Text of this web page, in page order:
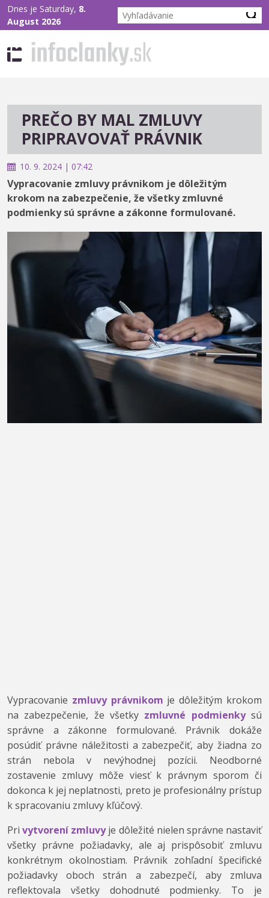
Dnes je Saturday, 8.
August 2026
PREČO BY MAL ZMLUVY
PRIPRAVOVAŤ PRÁVNIK
10. 9. 2024 | 07:42
Vypracovanie zmluvy právnikom je dôležitým
krokom na zabezpečenie, že všetky zmluvné
podmienky sú správne a zákonne formulované.
Vypracovanie zmluvy právnikom je dôležitým krokom
na zabezpečenie, že všetky zmluvné podmienkysú
správne a zákonne formulované. Právnik dokáže
posúdiť právne náležitosti a zabezpečiť, aby žiadna zo
strán nebola v nevýhodnej pozícii. Neodborné
zostavenie zmluvy môže viesť k právnym sporom či
dokonca k jej neplatnosti, preto je profesionálny prístup
k spracovaniu zmluvy kľúčový.
Privytvorení zmluvyje dôležité nielen správne nastaviť
všetky právne požiadavky, ale aj prispôsobiť zmluvu
konkrétnym okolnostiam. Právnik zohľadní špecifické
požiadavky oboch strán a zabezpečí, aby zmluva
reflektovala všetky dohodnuté podmienky. To je